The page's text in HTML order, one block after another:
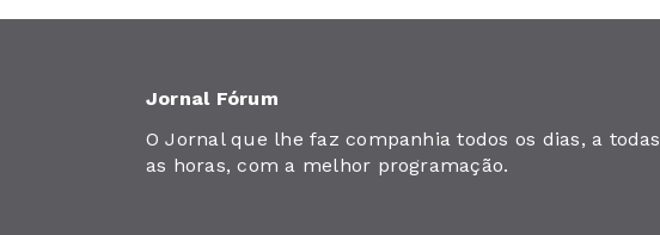
Jornal Fórum
O Jornal que lhe faz companhia todos os dias, a todas
as horas, com a melhor programação.